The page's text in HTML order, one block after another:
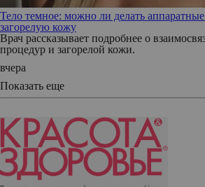
Тело темное: можно ли делать
загорелую кожу
Врач рассказывает подробнее о
процедур и загорелой кожи.
вчера
Показать еще